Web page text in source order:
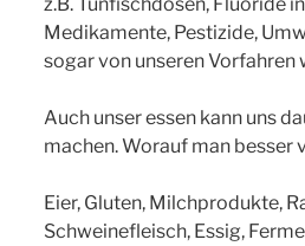
Medikamente, Pestizide,
sogar von unseren Vorfahren
Auch unser essen kann uns
machen. Worauf man besser
Eier, Gluten, Milchprodukte,
Schweinefleisch, Essig,